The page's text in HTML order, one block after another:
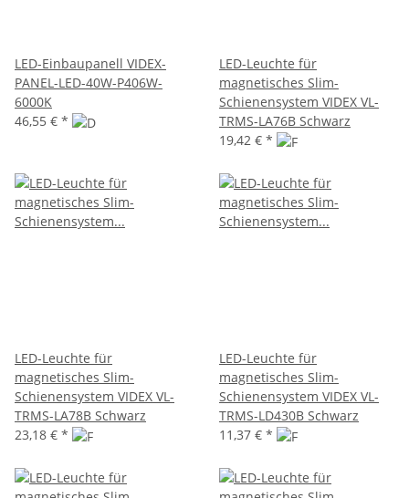
LED-Einbaupanell VIDEX-
PANEL-LED-40W-P406W-
6000K
46,55 € *
LED-Leuchte für
magnetisches Slim-
Schienensystem VIDEX VL-
TRMS-LA76B Schwarz
19,42 € *
LED-Leuchte für
magnetisches Slim-
Schienensystem VIDEX VL-
TRMS-LA78B Schwarz
23,18 € *
LED-Leuchte für
magnetisches Slim-
Schienensystem VIDEX VL-
TRMS-LD430B Schwarz
11,37 € *